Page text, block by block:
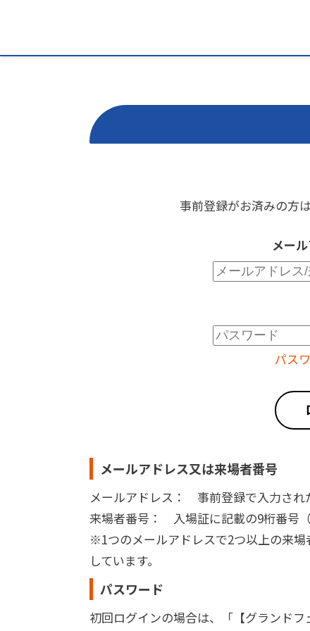
事前登録がお済みの方は
メー
パス
メールアドレス又は来場者番号
メールアドレス： 事前登録で入力され
来場者番号： 入場証に記載の9桁番号
※1つのメールアドレスで2つ以上の来
しています。
パスワード
初回ログインの場合は、「【グランド